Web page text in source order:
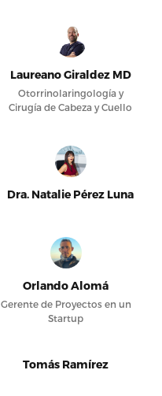
Laureano Giraldez MD
Otorrinolaringología y
Cirugía de Cabeza y Cuello
Dra. Natalie Pérez Luna
Orlando Alomá
Gerente de Proyectos en un
Startup
Tomás Ramírez